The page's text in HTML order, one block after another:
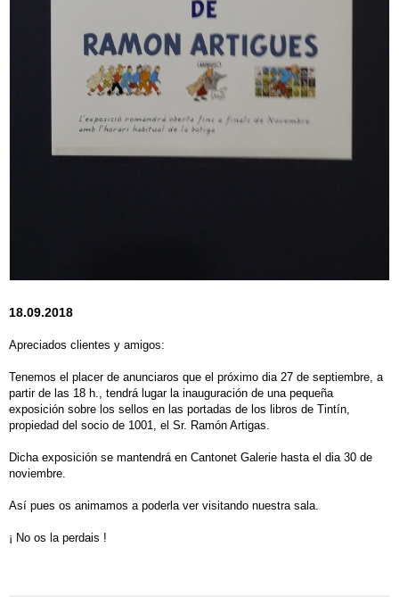
18.09.2018
Apreciados clientes y amigos:
Tenemos el placer de anunciaros que el próximo dia 27 de septiembre, a
partir de las 18 h., tendrá lugar la inauguración de una pequeña
exposición sobre los sellos en las portadas de los libros de Tintín,
propiedad del socio de 1001, el Sr. Ramón Artigas.
Dicha exposición se mantendrá en Cantonet Galerie hasta el dia 30 de
noviembre.
Así pues os animamos a poderla ver visitando nuestra sala.
¡ No os la perdais !